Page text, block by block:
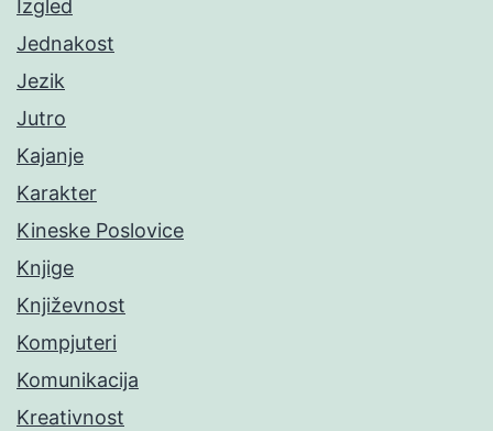
Izgled
Jednakost
Jezik
Jutro
Kajanje
Karakter
Kineske Poslovice
Knjige
Književnost
Kompjuteri
Komunikacija
Kreativnost